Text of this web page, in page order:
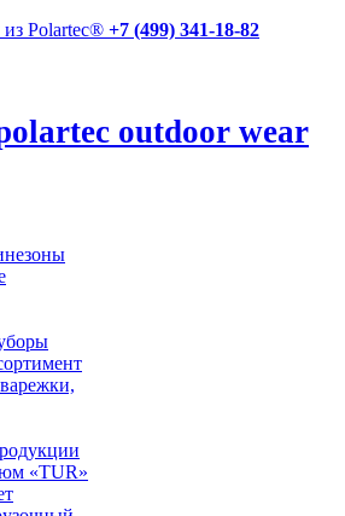
Polartec® +7 (499) 341-18-82
outdoor wear
«TUR»